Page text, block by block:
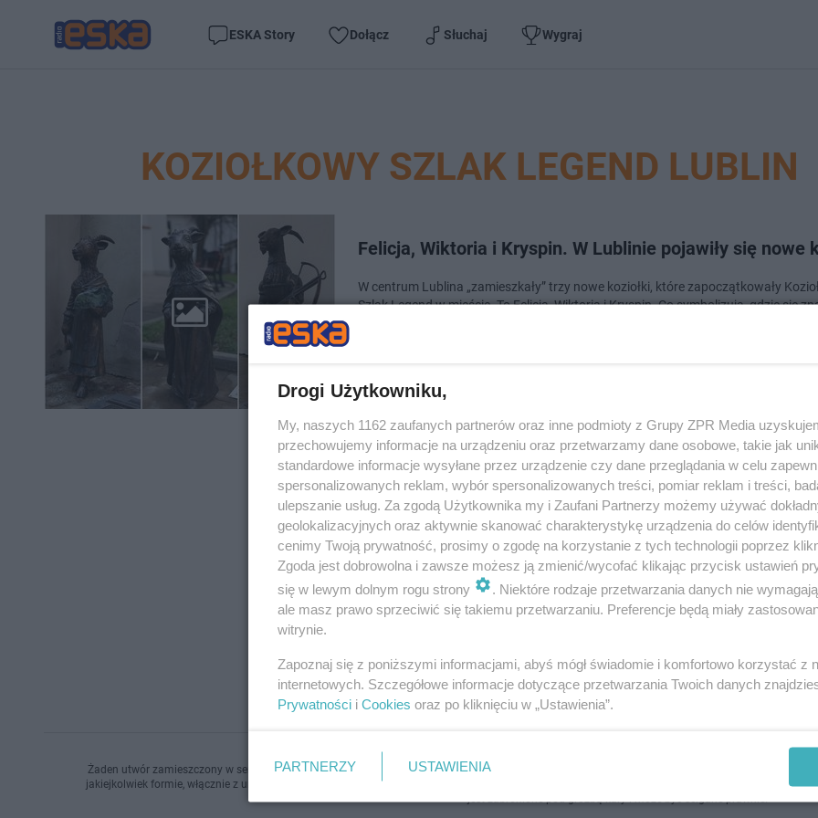
ESKA Story Dołącz Słuchaj Wygraj
KOZIOŁKOWY SZLAK LEGEND LUBLIN
Felicja, Wiktoria i Kryspin. W Lublinie pojawiły się nowe
W centrum Lublina „zamieszkały” trzy nowe koziołki, które zapoczątkowały
Szlak Legend w mieście. To Felicja, Wiktoria i Kryspin. Co symbolizują, gdzie się
Żaden utwór zamieszczony w serwisie nie może być powielany i rozpowszechniany lub dalej rozpowszechniany w jakikolwiek sposób (w tym
jakiejkolwiek formie, włącznie z umieszczaniem w Internecie bez pisemnej zgody właściciela praw. Jakiekolwiek użycie lub wykorzystanie utworów
jest zabronione pod groźbą kary i może być ścigane prawnie.
Drogi Użytkowniku,
My, naszych 1162 zaufanych partnerów oraz inne podmioty z Grupy ZPR Media
przechowujemy informacje na urządzeniu oraz przetwarzamy dane osobowe, takie jak
standardowe informacje wysyłane przez urządzenie czy dane przeglądania w celu
spersonalizowanych reklam, wybór spersonalizowanych treści, pomiar reklam i treści,
ulepszanie usług. Za zgodą Użytkownika my i Zaufani Partnerzy możemy używać
geolokalizacyjnych oraz aktywnie skanować charakterystykę urządzenia do celów
cenimy Twoją prywatność, prosimy o zgodę na korzystanie z tych technologii poprzez
Zgoda jest dobrowolna i zawsze możesz ją zmienić/wycofać klikając przycisk ustawień
się w lewym dolnym rogu strony
. Niektóre rodzaje przetwarzania danych nie
ale masz prawo sprzeciwić się takiemu przetwarzaniu. Preferencje będą miały
witrynie.
Zapoznaj się z poniższymi informacjami, abyś mógł świadomie i komfortowo korzystać z
internetowych. Szczegółowe informacje dotyczące przetwarzania Twoich danych
Prywatności i Cookies oraz po kliknięciu w „Ustawienia”.
PARTNERZY USTAWIENIA